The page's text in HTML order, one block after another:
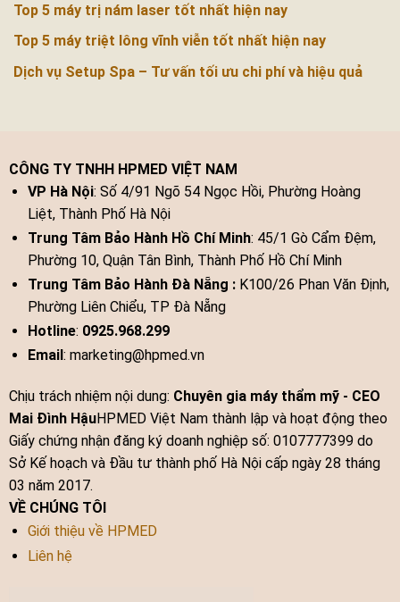
Top 5 máy trị nám laser tốt nhất hiện nay
Top 5 máy triệt lông vĩnh viễn tốt nhất hiện nay
Dịch vụ Setup Spa – Tư vấn tối ưu chi phí và hiệu quả
CÔNG TY TNHH HPMED VIỆT NAM
VP Hà Nội: Số 4/91 Ngõ 54 Ngọc Hồi, Phường Hoàng
Liệt, Thành Phố Hà Nội
Trung Tâm Bảo Hành Hồ Chí Minh: 45/1 Gò Cẩm Đệm,
Phường 10, Quận Tân Bình, Thành Phố Hồ Chí Minh
Trung Tâm Bảo Hành Đà Nẵng :K100/26 Phan Văn Định,
Phường Liên Chiểu, TP Đà Nẵng
Hotline: 0925.968.299
Email: marketing@hpmed.vn
Chịu trách nhiệm nội dung: Chuyên gia máy thẩm mỹ - CEO
Mai Đình HậuHPMED Việt Nam thành lập và hoạt động theo
Giấy chứng nhận đăng ký doanh nghiệp số: 0107777399 do
Sở Kế hoạch và Đầu tư thành phố Hà Nội cấp ngày 28 tháng
03 năm 2017.
VỀ CHÚNG TÔI
Giới thiệu về HPMED
Liên hệ